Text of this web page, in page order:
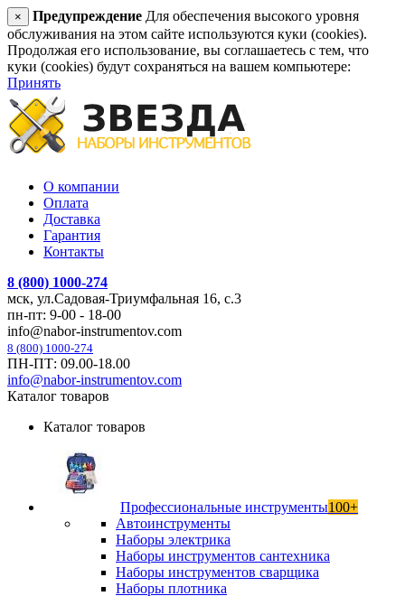
× Предупреждение Для обеспечения высокого уровня
обслуживания на этом сайте используются куки (cookies).
Продолжая его использование, вы соглашаетесь с тем, что
куки (cookies) будут сохраняться на вашем компьютере:
Принять
О компании
Оплата
Доставка
Гарантия
Контакты
8 (800) 1000-274
мск, ул.Садовая-Триумфальная 16, с.3
пн-пт: 9-00 - 18-00
info@nabor-instrumentov.com
8 (800) 1000-274
ПН-ПТ: 09.00-18.00
info@nabor-instrumentov.com
Каталог товаров
Каталог товаров
Профессиональные инструменты100+
Автоинструменты
Наборы электрика
Наборы инструментов сантехника
Наборы инструментов сварщика
Наборы плотника